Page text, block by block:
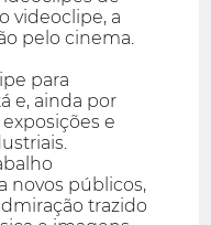
videoclipe, a
pelo cinema.
para
e, ainda por
e
novos públicos,
trazido